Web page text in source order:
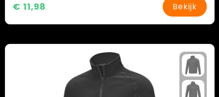
€ 11,98 Bekijk